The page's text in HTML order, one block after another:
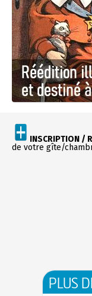
INSCRIPTION /
de votre gîte/
PLUS